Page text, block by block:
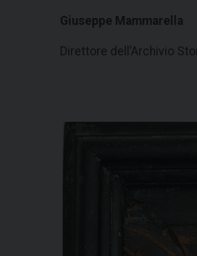
Giuseppe Mammarella
Direttore dell’Archivio